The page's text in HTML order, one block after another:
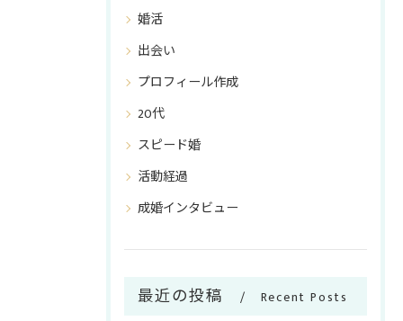
婚活
出会い
プロフィール作成
20代
スピード婚
活動経過
成婚インタビュー
最近の投稿 Recent Posts